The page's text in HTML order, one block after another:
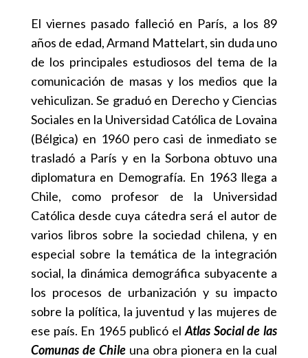
El viernes pasado falleció en París, a los 89
años de edad, Armand Mattelart, sin duda uno
de los principales estudiosos del tema de la
comunicación de masas y los medios que la
vehiculizan. Se graduó en Derecho y Ciencias
Sociales en la Universidad Católica de Lovaina
(Bélgica) en 1960 pero casi de inmediato se
trasladó a París y en la Sorbona obtuvo una
diplomatura en Demografía. En 1963 llega a
Chile, como profesor de la Universidad
Católica desde cuya cátedra será el autor de
varios libros sobre la sociedad chilena, y en
especial sobre la temática de la integración
social, la dinámica demográfica subyacente a
los procesos de urbanización y su impacto
sobre la política, la juventud y las mujeres de
ese país. En 1965 publicó el Atlas Social de las
Comunas de Chile una obra pionera en la cual